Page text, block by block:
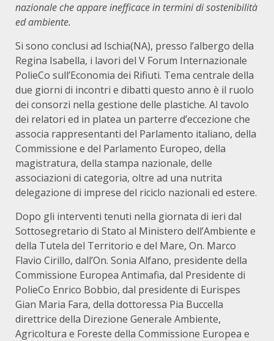
nazionale che appare inefficace in termini di sostenibilità
ed ambiente.
Si sono conclusi ad Ischia(NA), presso l’albergo della
Regina Isabella, i lavori del V Forum Internazionale
PolieCo sull’Economia dei Rifiuti. Tema centrale della
due giorni di incontri e dibatti questo anno è il ruolo
dei consorzi nella gestione delle plastiche. Al tavolo
dei relatori ed in platea un parterre d’eccezione che
associa rappresentanti del Parlamento italiano, della
Commissione e del Parlamento Europeo, della
magistratura, della stampa nazionale, delle
associazioni di categoria, oltre ad una nutrita
delegazione di imprese del riciclo nazionali ed estere.
Dopo gli interventi tenuti nella giornata di ieri dal
Sottosegretario di Stato al Ministero dell’Ambiente e
della Tutela del Territorio e del Mare, On. Marco
Flavio Cirillo, dall’On. Sonia Alfano, presidente della
Commissione Europea Antimafia, dal Presidente di
PolieCo Enrico Bobbio, dal presidente di Eurispes
Gian Maria Fara, della dottoressa Pia Buccella
direttrice della Direzione Generale Ambiente,
Agricoltura e Foreste della Commissione Europea e